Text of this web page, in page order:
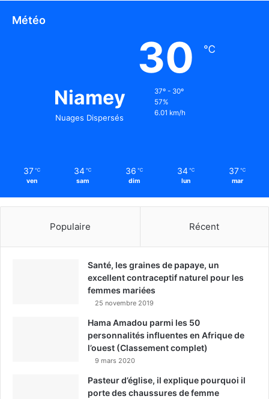
Météo
Niamey
Nuages Dispersés
30 ℃
37º - 30º
57%
6.01 km/h
37 ℃
ven
34 ℃
sam
36 ℃
dim
34 ℃
lun
37 ℃
mar
Populaire Récent
Santé, les graines de papaye, un
excellent contraceptif naturel pour les
femmes mariées
25 novembre 2019
Hama Amadou parmi les 50
personnalités influentes en Afrique de
l’ouest (Classement complet)
9 mars 2020
Pasteur d’église, il explique pourquoi il
porte des chaussures de femme